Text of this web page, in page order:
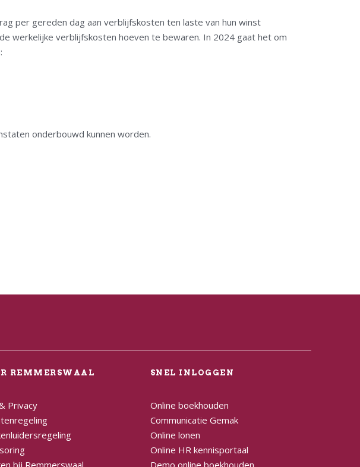
per gereden dag aan verblijfskosten ten laste van hun winst
werkelijke verblijfskosten hoeven te bewaren. In 2024 gaat het om
onderbouwd kunnen worden.
REMMERSWAAL
Privacy
SNEL INLOGGEN
Online boekhouden
Communicatie Gemak
Online lonen
Online HR kennisportaal